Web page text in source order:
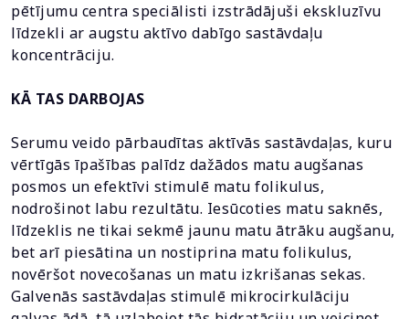
pētījumu centra speciālisti izstrādājuši ekskluzīvu
līdzekli ar augstu aktīvo dabīgo sastāvdaļu
koncentrāciju.
KĀ TAS DARBOJAS
Serumu veido pārbaudītas aktīvās sastāvdaļas, kuru
vērtīgās īpašības palīdz dažādos matu augšanas
posmos un efektīvi stimulē matu folikulus,
nodrošinot labu rezultātu. Iesūcoties matu saknēs,
līdzeklis ne tikai sekmē jaunu matu ātrāku augšanu,
bet arī piesātina un nostiprina matu folikulus,
novēršot novecošanas un matu izkrišanas sekas.
Galvenās sastāvdaļas stimulē mikrocirkulāciju